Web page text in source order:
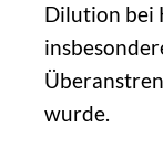
Dilution bei
wurde.